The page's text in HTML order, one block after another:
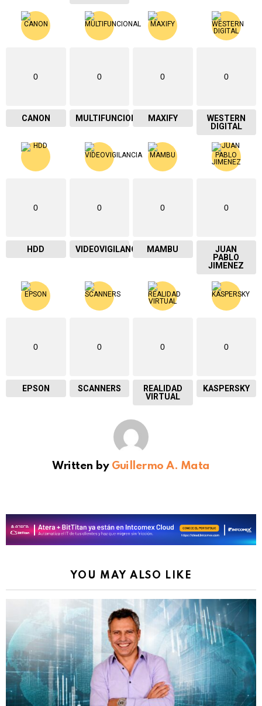
0
CANON
0
MULTIFUNCIONAL
0
MAXIFY
0
WESTERN
DIGITAL
0
HDD
0
VIDEOVIGILANCIA
0
MAMBU
0
JUAN
PABLO
JIMENEZ
0
EPSON
0
SCANNERS
0
REALIDAD
VIRTUAL
0
KASPERSKY
Written by Guillermo A. Mata
YOU MAY ALSO LIKE